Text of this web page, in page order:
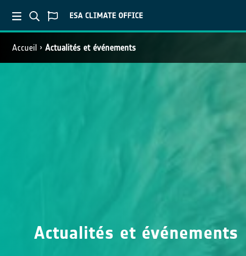
Accueil Actualités et événements
Actualités et événements